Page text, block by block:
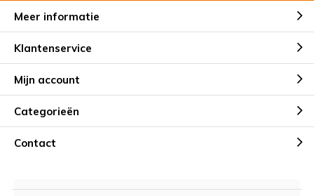
Meer informatie
Klantenservice
Mijn account
Categorieën
Contact